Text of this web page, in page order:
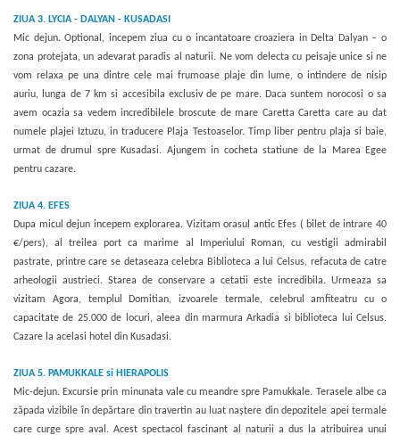
ZIUA 3. LYCIA - DALYAN - KUSADASI
Mic dejun. Optional, incepem ziua cu o incantatoare croaziera in Delta Dalyan – o
zona protejata, un adevarat paradis al naturii. Ne vom delecta cu peisaje unice si ne
vom relaxa pe una dintre cele mai frumoase plaje din lume, o intindere de nisip
auriu, lunga de 7 km si accesibila exclusiv de pe mare. Daca suntem norocosi o sa
avem ocazia sa vedem incredibilele broscute de mare Caretta Caretta care au dat
numele plajei Iztuzu, in traducere Plaja Testoaselor. Timp liber pentru plaja si baie,
urmat de drumul spre Kusadasi. Ajungem in cocheta statiune de la Marea Egee
pentru cazare.
ZIUA 4. EFES
Dupa micul dejun incepem explorarea. Vizitam orasul antic Efes ( bilet de intrare 40
€/pers), al treilea port ca marime al Imperiului Roman, cu vestigii admirabil
pastrate, printre care se detaseaza celebra Biblioteca a lui Celsus, refacuta de catre
arheologii austrieci. Starea de conservare a cetatii este incredibila. Urmeaza sa
vizitam Agora, templul Domitian, izvoarele termale, celebrul amfiteatru cu o
capacitate de 25.000 de locuri, aleea din marmura Arkadia si biblioteca lui Celsus.
Cazare la acelasi hotel din Kusadasi.
ZIUA 5. PAMUKKALE si HIERAPOLIS
Mic-dejun. Excursie prin minunata vale cu meandre spre Pamukkale. Terasele albe ca
zăpada vizibile în depărtare din travertin au luat naștere din depozitele apei termale
care curge spre aval. Acest spectacol fascinant al naturii a dus la atribuirea unui